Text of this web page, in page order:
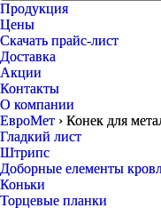
Продукция
Цены
Скачать прайс-лист
Доставка
Акции
Контакты
О компании
ЕвроМет › Конек для
Гладкий лист
Штрипс
Доборные елементы
Коньки
Торцевые планки